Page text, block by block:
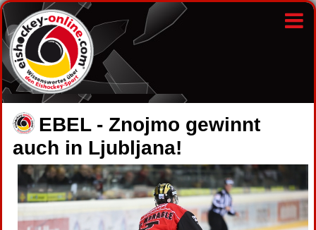
EBEL - Znojmo gewinnt
auch in Ljubljana!